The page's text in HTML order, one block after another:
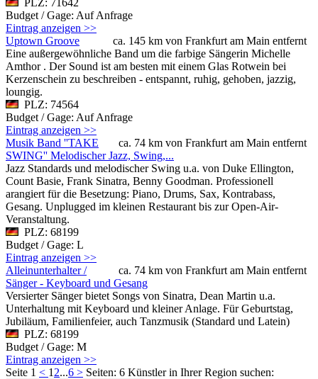
Budget / Gage: Auf Anfrage
Eintrag anzeigen >>
ca. 145 km von Frankfurt am Main entfernt
Uptown Groove
Eine außergewöhnliche Band um die farbige Sängerin Michelle
Amthor . Der Sound ist am besten mit einem Glas Rotwein bei
Kerzenschein zu beschreiben - entspannt, ruhig, gehoben, jazzig,
loungig.
PLZ: 74564
Budget / Gage: Auf Anfrage
Eintrag anzeigen >>
ca. 74 km von Frankfurt am Main entfernt
Musik Band ''TAKE
SWING'' Melodischer Jazz, Swing,...
Jazz Standards und melodischer Swing u.a. von Duke Ellington,
Count Basie, Frank Sinatra, Benny Goodman. Professionell
arangiert für die Besetzung: Piano, Drums, Sax, Kontrabass,
Gesang. Unplugged im kleinen Restaurant bis zur Open-Air-
Veranstaltung.
PLZ: 68199
Budget / Gage: L
Eintrag anzeigen >>
ca. 74 km von Frankfurt am Main entfernt
Alleinunterhalter /
Sänger - Keyboard und Gesang
Versierter Sänger bietet Songs von Sinatra, Dean Martin u.a.
Unterhaltung mit Keyboard und kleiner Anlage. Für Geburtstag,
Jubiläum, Familienfeier, auch Tanzmusik (Standard und Latein)
PLZ: 68199
Budget / Gage: M
Eintrag anzeigen >>
Seite 1 < 1 2...6 > Seiten: 6 Künstler in Ihrer Region suchen: